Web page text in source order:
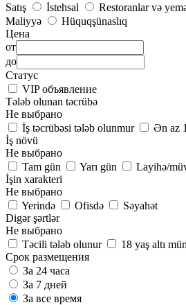
Satış
İstehsal Restoranlar və
Maliyyə
Hüquqşünaslıq
Цена
от
до
Статус
VIP объявление
Tələb olunan təcrübə
Не выбрано
İş təcrübəsi tələb olunmur
Ən az
İş növü
Не выбрано
Tam gün
Yarı gün Layihə/
İşin xarakteri
Не выбрано
Yerində
Ofisdə
Səyahət
Digər şərtlər
Не выбрано
Təcili tələb olunur
18 yaş altı
Срок размещения
За 24 часа
За 7 дней
За все время